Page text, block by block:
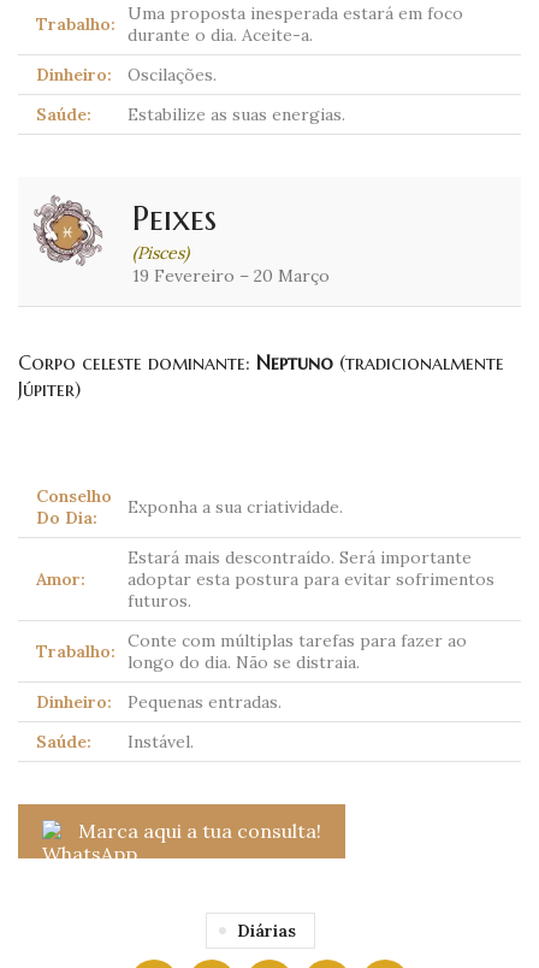
Trabalho:
Uma proposta inesperada estará em foco
durante o dia. Aceite-a.
Dinheiro:
Oscilações.
Saúde:
Estabilize as suas energias.
Peixes
(Pisces)
19 Fevereiro – 20 Março
Corpo celeste dominante: Neptuno (tradicionalmente
Júpiter)
Conselho
Do Dia:
Exponha a sua criatividade.
Amor:
Estará mais descontraído. Será importante
adoptar esta postura para evitar sofrimentos
futuros.
Trabalho:
Conte com múltiplas tarefas para fazer ao
longo do dia. Não se distraia.
Dinheiro:
Pequenas entradas.
Saúde:
Instável.
Marca aqui a tua consulta!
Diárias